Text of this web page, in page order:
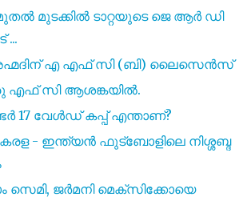
മുടക്കിൽ ടാറ്റയുടെ ജെ ആർ ഡി
എ എഫ് സി (ബി) ലൈസെൻസ്
എഫ് സി ആശങ്കയിൽ.
17 വേൾഡ് കപ്പ് എന്താണ്?
- ഇന്ത്യൻ ഫുട്ബോളിലെ നിശ്ശബ്ദ
സെമി, ജര്‍മനി മെക്സിക്കോയെ